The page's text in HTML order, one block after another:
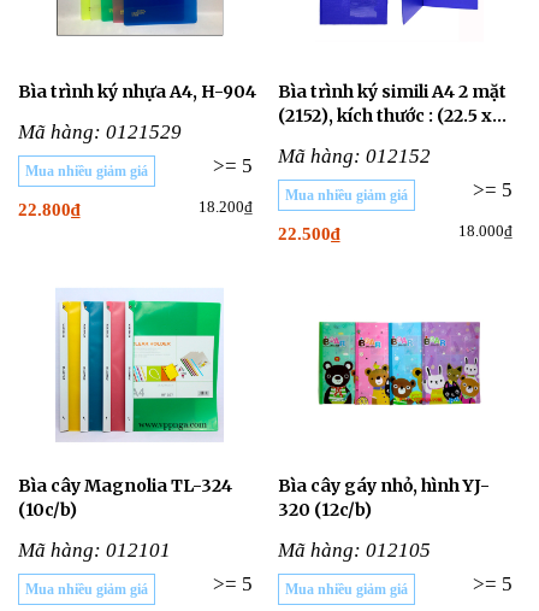
Bìa trình ký nhựa A4, H-904
Mã hàng: 0121529
Mua nhiều giảm giá >= 5
22.800₫ 18.200₫
Bìa trình ký simili A4 2 mặt
(2152), kích thước : (22.5 x
Mã hàng: 012152
Mua nhiều giảm giá >= 5
22.500₫ 18.000₫
Bìa cây Magnolia TL-324
(10c/b)
Mã hàng: 012101
Mua nhiều giảm giá >= 5
Bìa cây gáy nhỏ, hình YJ-
320 (12c/b)
Mã hàng: 012105
Mua nhiều giảm giá >= 5